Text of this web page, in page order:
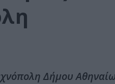
Δήμου